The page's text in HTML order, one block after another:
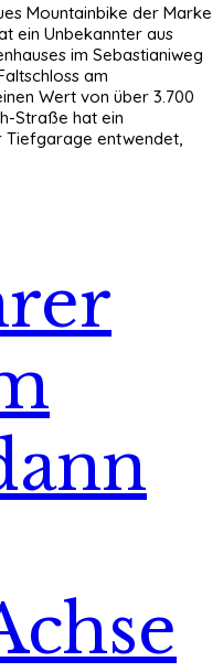
Mountainbike der Marke
ein Unbekannter aus
im Sebastianiweg
am
Wert von über 3.700
Straße hat ein
Tiefgarage entwendet,